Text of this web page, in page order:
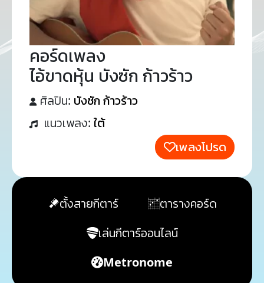
คอร์ดเพลง
ไอ้ขาดหุ้น บังซัก ก้าวร้าว
ศิลปิน: บังซัก ก้าวร้าว
แนวเพลง: ใต้
เพลงโปรด
ตั้งสายกีตาร์
ตารางคอร์ด
เล่นกีตาร์ออนไลน์
Metronome